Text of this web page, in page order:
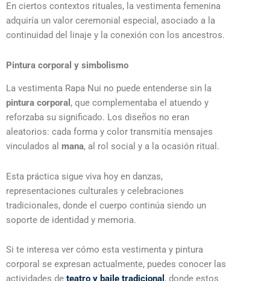
En ciertos contextos rituales, la vestimenta femenina
adquiría un valor ceremonial especial, asociado a la
continuidad del linaje y la conexión con los ancestros.
Pintura corporal y simbolismo
La vestimenta Rapa Nui no puede entenderse sin la
pintura corporal , que complementaba el atuendo y
reforzaba su significado. Los diseños no eran
aleatorios: cada forma y color transmitía mensajes
vinculados al mana, al rol social y a la ocasión ritual.
Esta práctica sigue viva hoy en danzas,
representaciones culturales y celebraciones
tradicionales, donde el cuerpo continúa siendo un
soporte de identidad y memoria.
Si te interesa ver cómo esta vestimenta y pintura
corporal se expresan actualmente, puedes conocer las
actividades de teatro y baile tradicional , donde estos